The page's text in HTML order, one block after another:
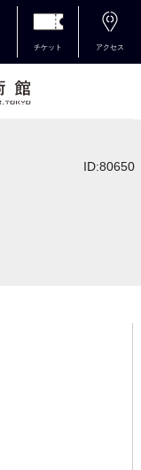
チケット アクセス
ID:80650